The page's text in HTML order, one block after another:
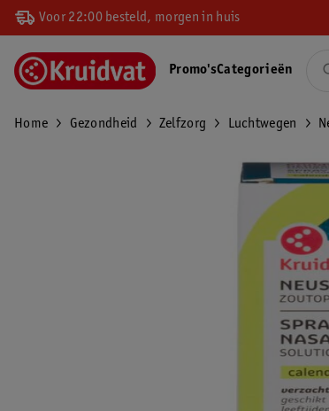
Voor 22:00 besteld, morgen in huis
Promo'sCategorieën
Home Gezondheid Zelfzorg Luchtwegen